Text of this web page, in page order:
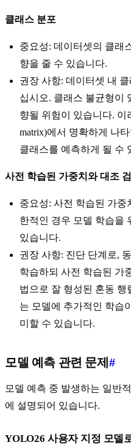
클래스 분포
중요성: 데이터셋의 클래
향을 줄 수 있습니다.
권장 사항: 데이터셋 내
십시오. 클래스 불균형이
향될 위험이 있습니다. 이
matrix)에서 명확하게 나
클래스를 예측하게 될 수
사전 학습된 가중치와 대조
중요성: 사전 학습된 가중
한적인 경우 모델 학습을
있습니다.
권장 사항: 진단 단계로,
학습하되 사전 학습된 가
법으로 잘 형성된 혼동
는 모델에 추가적인 학습
미할 수 있습니다.
모델 예측 관련 문제#
모델 예측 중 발생하는 일반
에 설명되어 있습니다.
YOLO26 사용자 지정 모델